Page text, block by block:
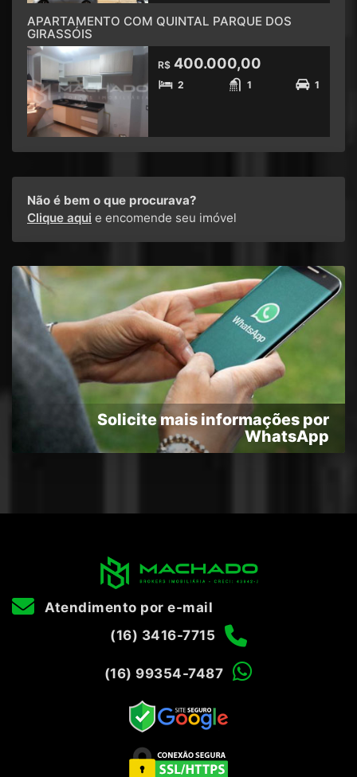
APARTAMENTO COM QUINTAL PARQUE DOS
GIRASSÓIS
R$ 400.000,00
2 1 1
Não é bem o que procurava?
Clique aqui e encomende seu imóvel
Solicite mais informações por
WhatsApp
Atendimento por e-mail
(16) 3416-7715
(16) 99354-7487